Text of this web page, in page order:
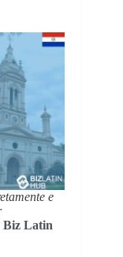
e
Biz Latin